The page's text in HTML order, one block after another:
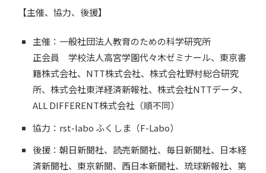
【主催、協力、後援】
主催：一般社団法人教育のための科学研究所
正会員 学校法人高宮学園代々木ゼミナール、東京書
籍株式会社、NTT株式会社、株式会社野村総合研究
所、株式会社東洋経済新報社、株式会社NTTデータ、
ALL DIFFERENT株式会社（順不同）
協力：rst-labo ふくしま（F-Labo）
後援：朝日新聞社、読売新聞社、毎日新聞社、日本経
済新聞社、東京新聞、西日本新聞社、琉球新報社、第